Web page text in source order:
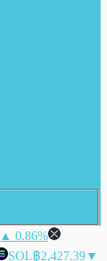
▲ 0.86%
SOL฿2,427.39▼